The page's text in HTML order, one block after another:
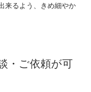
来るよう、きめ細やか
・ご依頼が可